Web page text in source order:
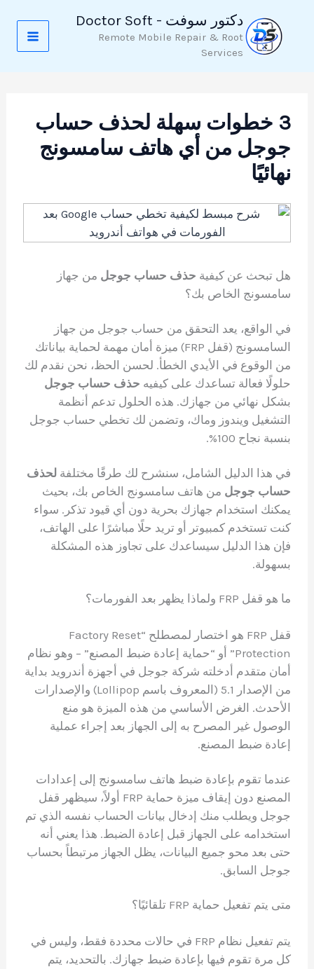
المحتوى
دكتور سوفت - Doctor Soft
Remote Mobile Repair & Root
Services
3 خطوات سهلة لحذف حساب
جوجل من أي هاتف سامسونج
نهائيًا
هل تبحث عن كيفية حذف حساب جوجل من جهاز
سامسونج الخاص بك؟
في الواقع، يعد التحقق من حساب جوجل من جهاز
السامسونج (قفل FRP) ميزة أمان مهمة لحماية بياناتك
من الوقوع في الأيدي الخطأ. لحسن الحظ، نحن نقدم لك
حلولًا فعالة تساعدك على كيفيه حذف حساب جوجل
بشكل نهائي من جهازك. هذه الحلول تدعم أنظمة
التشغيل ويندوز وماك، وتضمن لك تخطي حساب جوجل
بنسبة نجاح 100%.
في هذا الدليل الشامل، سنشرح لك طرقًا مختلفةلحذف
حساب جوجل من هاتف سامسونج الخاص بك، بحيث
يمكنك استخدام جهازك بحرية دون أي قيود تذكر. سواء
كنت تستخدم كمبيوتر أو تريد حلًا مباشرًا على الهاتف،
فإن هذا الدليل سيساعدك على تجاوز هذه المشكلة
بسهولة.
ما هو قفل FRP ولماذا يظهر بعد الفورمات؟
قفل FRP هو اختصار لمصطلح “Factory Reset
Protection” أو “حماية إعادة ضبط المصنع” – وهو نظام
أمان متقدم أدخلته شركة جوجل في أجهزة أندرويد بداية
من الإصدار 5.1 (المعروف باسم Lollipop) والإصدارات
الأحدث. الغرض الأساسي من هذه الميزة هو منع
الوصول غير المصرح به إلى الجهاز بعد إجراء عملية
إعادة ضبط المصنع.
عندما تقوم بإعادة ضبط هاتف سامسونج إلى إعدادات
المصنع دون إيقاف ميزة حماية FRP أولاً، سيظهر قفل
جوجل ويطلب منك إدخال بيانات الحساب نفسه الذي تم
استخدامه على الجهاز قبل إعادة الضبط. هذا يعني أنه
حتى بعد محو جميع البيانات، يظل الجهاز مرتبطاً بحساب
جوجل السابق.
متى يتم تفعيل حماية FRP تلقائيًا؟
يتم تفعيل نظام FRP في حالات محددة فقط، وليس في
كل مرة تقوم فيها بإعادة ضبط جهازك. بالتحديد، يتم